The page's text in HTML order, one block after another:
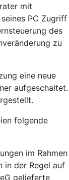
mit
PC Zugriff
des
zu
eine neue
aufgeschaltet.
folgende
im Rahmen
in der Regel auf
gelieferte